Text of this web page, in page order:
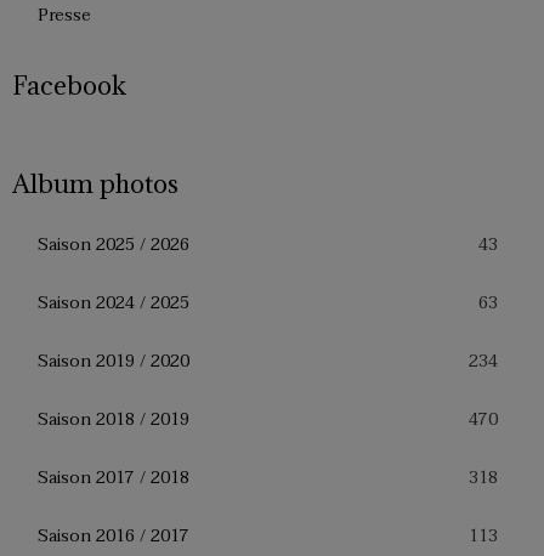
Presse
Facebook
Album photos
Saison 2025 / 2026 43
Saison 2024 / 2025 63
Saison 2019 / 2020 234
Saison 2018 / 2019 470
Saison 2017 / 2018 318
Saison 2016 / 2017 113